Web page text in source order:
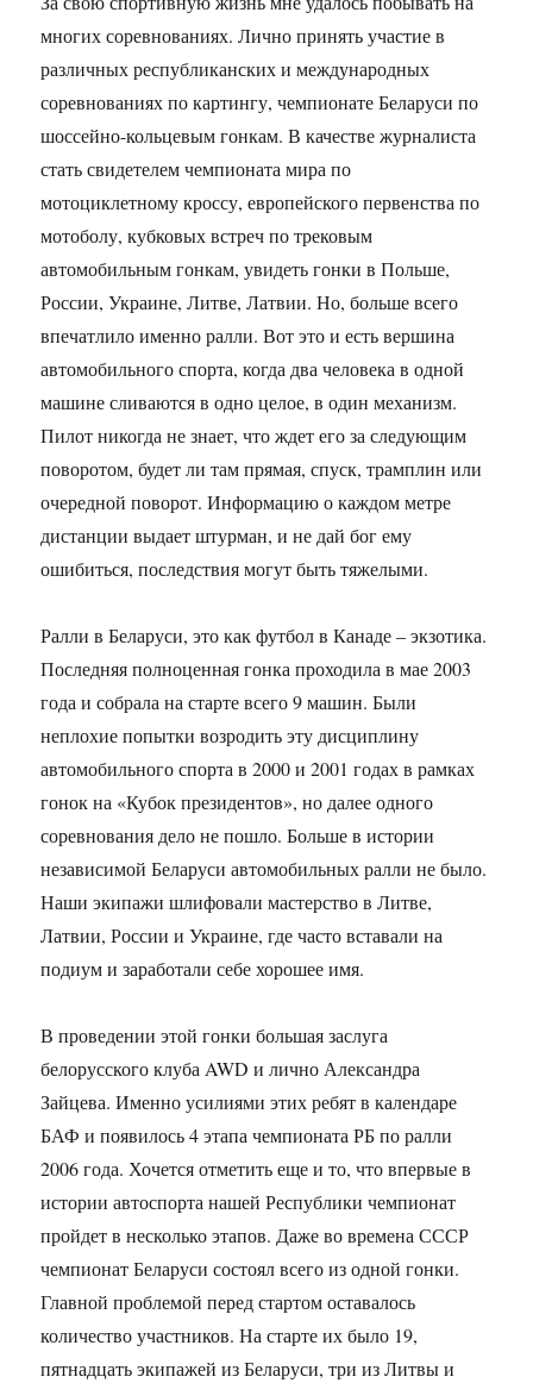
многих соревнованиях. Лично принять участие в
различных республиканских и международных
соревнованиях по картингу, чемпионате Беларуси по
шоссейно-кольцевым гонкам. В качестве журналиста
стать свидетелем чемпионата мира по
мотоциклетному кроссу, европейского первенства по
мотоболу, кубковых встреч по трековым
автомобильным гонкам, увидеть гонки в Польше,
России, Украине, Литве, Латвии. Но, больше всего
впечатлило именно ралли. Вот это и есть вершина
автомобильного спорта, когда два человека в одной
машине сливаются в одно целое, в один механизм.
Пилот никогда не знает, что ждет его за следующим
поворотом, будет ли там прямая, спуск, трамплин или
очередной поворот. Информацию о каждом метре
дистанции выдает штурман, и не дай бог ему
ошибиться, последствия могут быть тяжелыми.
Ралли в Беларуси, это как футбол в Канаде – экзотика.
Последняя полноценная гонка проходила в мае 2003
года и собрала на старте всего 9 машин. Были
неплохие попытки возродить эту дисциплину
автомобильного спорта в 2000 и 2001 годах в рамках
гонок на «Кубок президентов», но далее одного
соревнования дело не пошло. Больше в истории
независимой Беларуси автомобильных ралли не было.
Наши экипажи шлифовали мастерство в Литве,
Латвии, России и Украине, где часто вставали на
подиум и заработали себе хорошее имя.
В проведении этой гонки большая заслуга
белорусского клуба AWD и лично Александра
Зайцева. Именно усилиями этих ребят в календаре
БАФ и появилось 4 этапа чемпионата РБ по ралли
2006 года. Хочется отметить еще и то, что впервые в
истории автоспорта нашей Республики чемпионат
пройдет в несколько этапов. Даже во времена СССР
чемпионат Беларуси состоял всего из одной гонки.
Главной проблемой перед стартом оставалось
количество участников. На старте их было 19,
пятнадцать экипажей из Беларуси, три из Литвы и